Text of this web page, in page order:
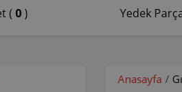
( 0) Yedek
Anasayfa /